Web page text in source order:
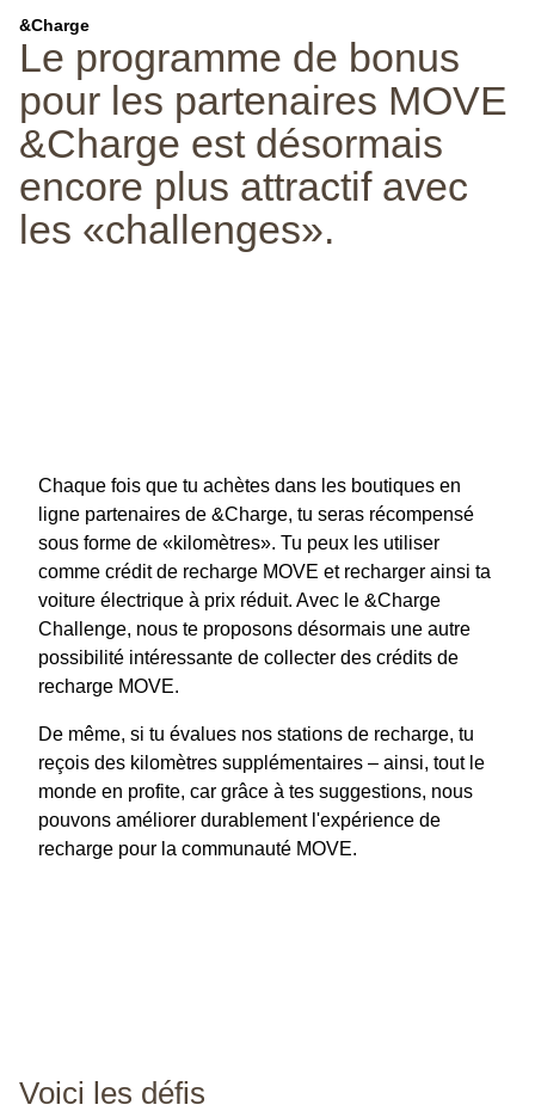
&Charge
Le programme de bonus
pour les partenaires MOVE
&Charge est désormais
encore plus attractif avec
les «challenges».
Chaque fois que tu achètes dans les boutiques en
ligne partenaires de &Charge, tu seras récompensé
sous forme de «kilomètres». Tu peux les utiliser
comme crédit de recharge MOVE et recharger ainsi ta
voiture électrique à prix réduit. Avec le &Charge
Challenge, nous te proposons désormais une autre
possibilité intéressante de collecter des crédits de
recharge MOVE.
De même, si tu évalues nos stations de recharge, tu
reçois des kilomètres supplémentaires – ainsi, tout le
monde en profite, car grâce à tes suggestions, nous
pouvons améliorer durablement l'expérience de
recharge pour la communauté MOVE.
Voici les défis